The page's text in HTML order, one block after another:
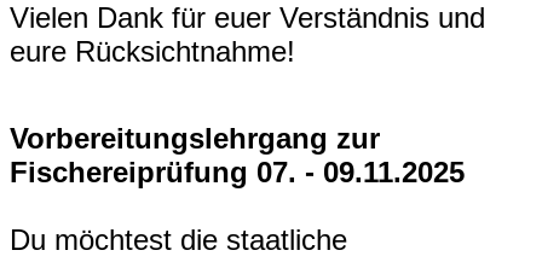
Vielen Dank für euer Verständnis und
eure Rücksichtnahme!
Vorbereitungslehrgang zur
Fischereiprüfung 07. - 09.11.2025
Du möchtest die staatliche